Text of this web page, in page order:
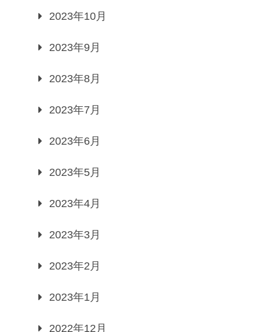
2023年10月
2023年9月
2023年8月
2023年7月
2023年6月
2023年5月
2023年4月
2023年3月
2023年2月
2023年1月
2022年12月